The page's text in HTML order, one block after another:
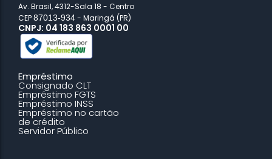
Av. Brasil, 4312-Sala 18 - Centro
CEP87013-934- Maringá (PR)
CNPJ: 04 183 863 0001 00
Empréstimo
Consignado CLT
Empréstimo FGTS
Empréstimo INSS
Empréstimo no cartão
de crédito
Servidor Público